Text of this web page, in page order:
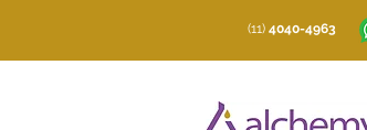
(11) 4040-4963